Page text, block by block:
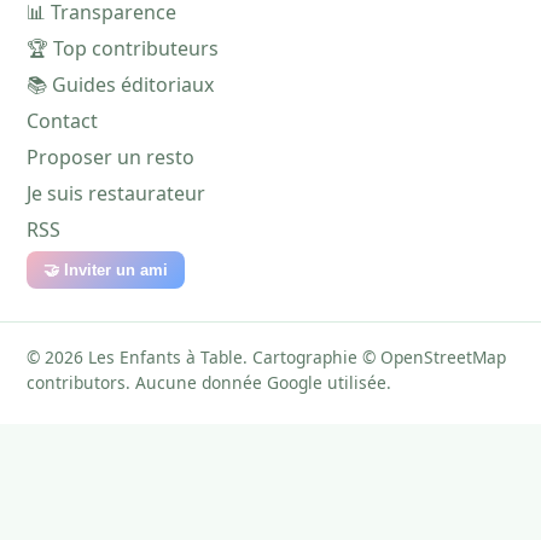
📊 Transparence
🏆 Top contributeurs
📚 Guides éditoriaux
Contact
Proposer un resto
Je suis restaurateur
RSS
🤝 Inviter un ami
© 2026 Les Enfants à Table. Cartographie © OpenStreetMap
contributors. Aucune donnée Google utilisée.